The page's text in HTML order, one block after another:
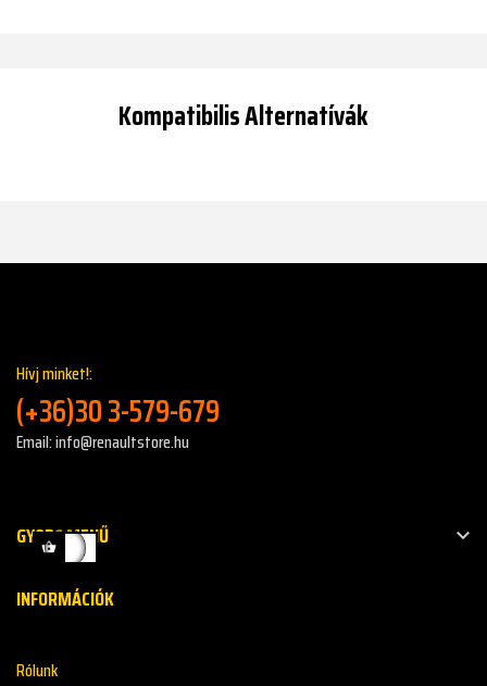
Kompatibilis Alternatívák
Hívj minket!:
(+36)30 3-579-679
Email: info@renaultstore.hu
GYORS MENŰ 
INFORMÁCIÓK
Rólunk